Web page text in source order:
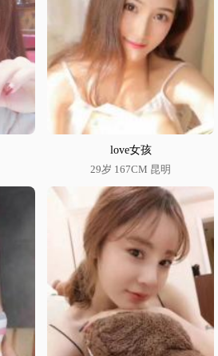
love女孩
29岁 167CM 昆明